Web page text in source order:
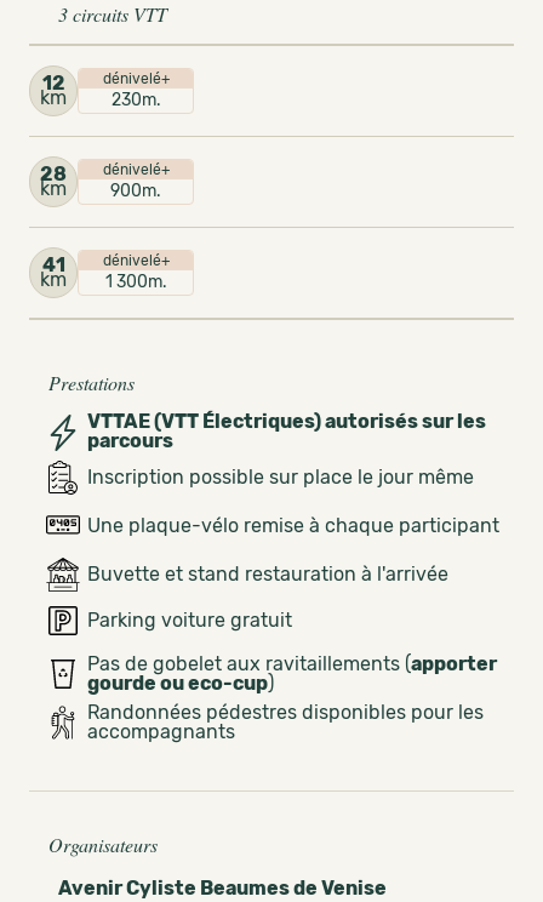
3 circuits VTT
12
km
dénivelé+
230m.
28
km
dénivelé+
900m.
41
km
dénivelé+
1 300m.
Prestations
VTTAE (VTT Électriques) autorisés sur les
parcours
Inscription possible sur place le jour même
Une plaque-vélo remise à chaque participant
Buvette et stand restauration à l'arrivée
Parking voiture gratuit
Pas de gobelet aux ravitaillements (apporter
gourde ou eco-cup)
Randonnées pédestres disponibles pour les
accompagnants
Organisateurs
Avenir Cyliste Beaumes de Venise